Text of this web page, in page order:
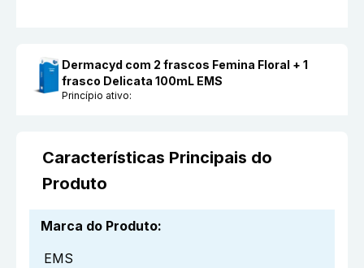
Dermacyd com 2 frascos Femina Floral + 1
frasco Delicata 100mL EMS
Princípio ativo:
Características Principais do
Produto
Marca do Produto:
EMS